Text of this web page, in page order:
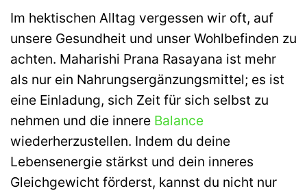
Im hektischen Alltag vergessen wir oft, auf
unsere Gesundheit und unser Wohlbefinden zu
achten. Maharishi Prana Rasayana ist mehr
als nur ein Nahrungsergänzungsmittel; es ist
eine Einladung, sich Zeit für sich selbst zu
nehmen und die innere Balance
wiederherzustellen. Indem du deine
Lebensenergie stärkst und dein inneres
Gleichgewicht förderst, kannst du nicht nur